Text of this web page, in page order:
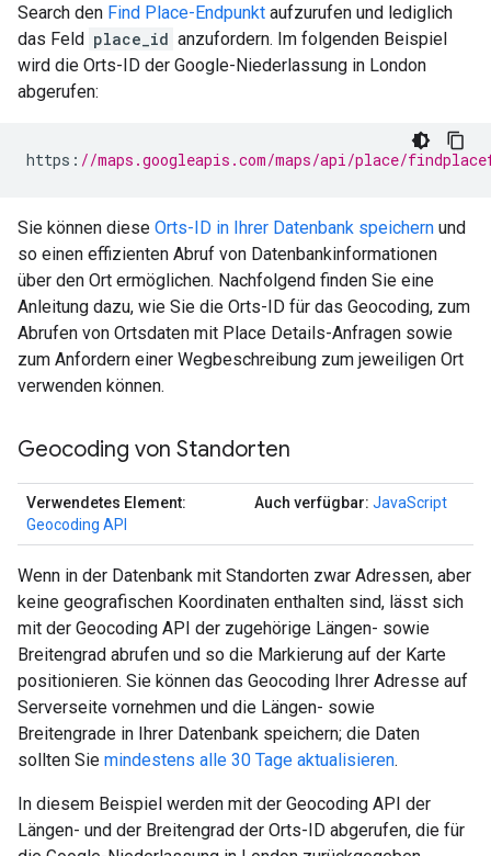
Search den Find Place-Endpunkt aufzurufen und lediglich
das Feld place_id anzufordern. Im folgenden Beispiel
wird die Orts-ID der Google-Niederlassung in London
abgerufen:
https : //maps.googleapis.com/maps/api/place/
Sie können diese Orts-ID in Ihrer Datenbank speichern und
so einen effizienten Abruf von Datenbankinformationen
über den Ort ermöglichen. Nachfolgend finden Sie eine
Anleitung dazu, wie Sie die Orts-ID für das Geocoding, zum
Abrufen von Ortsdaten mit Place Details-Anfragen sowie
zum Anfordern einer Wegbeschreibung zum jeweiligen Ort
verwenden können.
Geocoding von Standorten
Verwendetes Element:
Geocoding API
Auch verfügbar: JavaScript
Wenn in der Datenbank mit Standorten zwar Adressen, aber
keine geografischen Koordinaten enthalten sind, lässt sich
mit der Geocoding API der zugehörige Längen- sowie
Breitengrad abrufen und so die Markierung auf der Karte
positionieren. Sie können das Geocoding Ihrer Adresse auf
Serverseite vornehmen und die Längen- sowie
Breitengrade in Ihrer Datenbank speichern; die Daten
sollten Sie mindestens alle 30 Tage aktualisieren.
In diesem Beispiel werden mit der Geocoding API der
Längen- und der Breitengrad der Orts-ID abgerufen, die für